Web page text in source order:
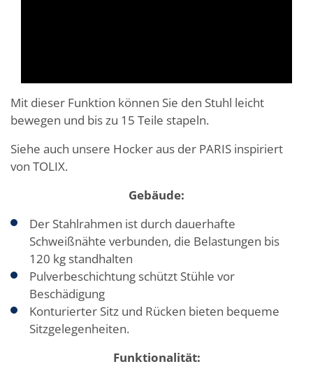
Mit dieser Funktion können Sie den Stuhl leicht
bewegen und bis zu 15 Teile stapeln.
Siehe auch unsere Hocker aus der PARIS inspiriert
von TOLIX.
Gebäude:
Der Stahlrahmen ist durch dauerhafte
Schweißnähte verbunden, die Belastungen bis
120 kg standhalten
Pulverbeschichtung schützt Stühle vor
Beschädigung
Konturierter Sitz und Rücken bieten bequeme
Sitzgelegenheiten.
Funktionalität: